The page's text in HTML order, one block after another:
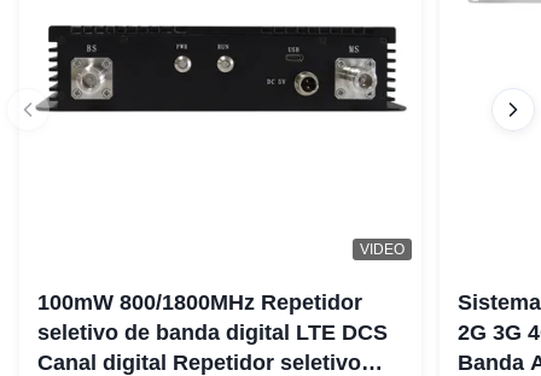
VIDEO
100mW 800/1800MHz Repetidor
seletivo de banda digital LTE DCS
Canal digital Repetidor seletivo
2G 3G
Banda